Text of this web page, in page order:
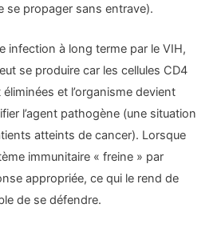
se propager sans entrave).
infection à long terme par le VIH,
se produire car les cellules CD4
et l’organisme devient
l’agent pathogène (une situation
atteints de cancer). Lorsque
immunitaire « freine » par
appropriée, ce qui le rend de
de se défendre.